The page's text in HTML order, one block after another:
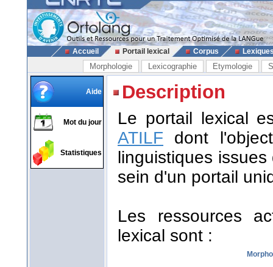
Accueil Portail lexical Corpus
Morphologie Lexicographie Etymologie
Aide
Mot du jour
Statistiques
Description
Le portail lexical
ATILF dont
linguistiques
sein d'un portail
Les ressources
lexical sont :